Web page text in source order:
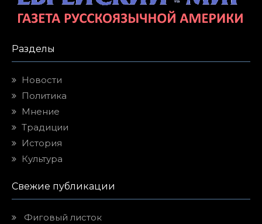
Разделы
Новости
Политика
Мнение
Традиции
История
Культура
Свежие публикации
Фиговый листок